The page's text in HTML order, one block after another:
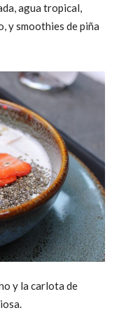
agua tropical,
y smoothies de piña
y la carlota de